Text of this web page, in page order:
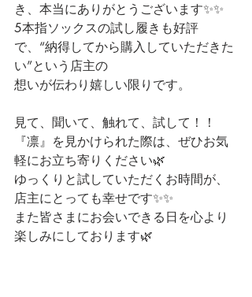
き、本当にありがとうございます✨✨
5本指ソックスの試し履きも好評
で、“納得してから購入していただきた
い”という店主の
想いが伝わり嬉しい限りです。
見て、聞いて、触れて、試して！！
『凛』を見かけられた際は、ぜひお気
軽にお立ち寄りください🌿
ゆっくりと試していただくお時間が、
店主にとっても幸せです✨✨
また皆さまにお会いできる日を心より
楽しみにしております🌿